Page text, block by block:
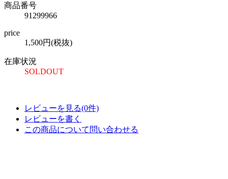
商品番号
91299966
price
1,500円(税抜)
在庫状況
SOLDOUT
レビューを見る(0件)
レビューを書く
この商品について問い合わせる